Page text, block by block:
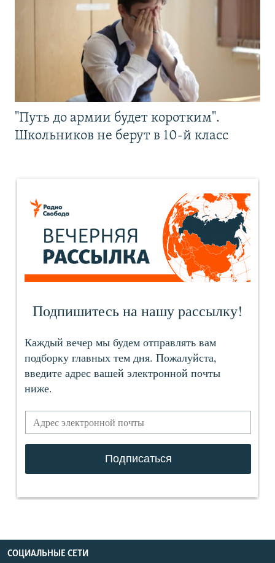
"Путь до армии будет коротким".
Школьников не берут в 10-й класс
СОЦИАЛЬНЫЕ СЕТИ